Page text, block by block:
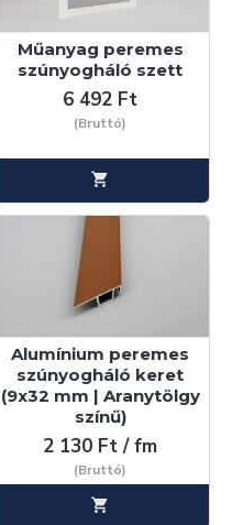
Műanyag peremes
szúnyogháló szett
6 492 Ft
(Bruttó)
Alumínium peremes
szúnyogháló keret
(9x32 mm | Aranytölgy
színű)
2 130 Ft / fm
(Bruttó)